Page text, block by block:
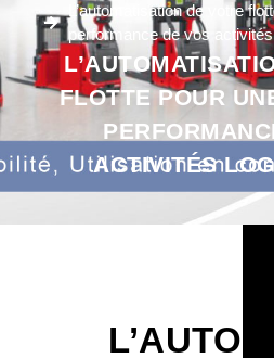
L’automatisation de votre
performance de vos
FLOTTE POUR
ACTIVITÉS